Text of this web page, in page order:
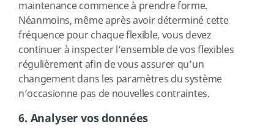
maintenance commence à prendre forme.
Néanmoins, même après avoir déterminé cette
fréquence pour chaque flexible, vous devez
continuer à inspecter l’ensemble de vos flexibles
régulièrement afin de vous assurer qu’un
changement dans les paramètres du système
n’occasionne pas de nouvelles contraintes.
6. Analyser vos données